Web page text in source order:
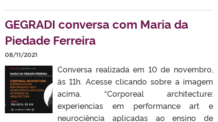
GEGRADI conversa com Maria da
Piedade Ferreira
08/11/2021
Conversa realizada em 10 de novembro,
às 11h. Acesse clicando sobre a imagem
acima. “Corporeal architecture:
experiencias em performance art e
neurociência aplicadas ao ensino de